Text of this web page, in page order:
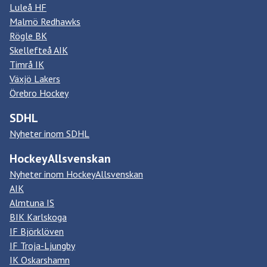
Luleå HF
Malmö Redhawks
Rögle BK
Skellefteå AIK
Timrå IK
Växjö Lakers
Örebro Hockey
SDHL
Nyheter inom SDHL
HockeyAllsvenskan
Nyheter inom HockeyAllsvenskan
AIK
Almtuna IS
BIK Karlskoga
IF Björklöven
IF Troja-Ljungby
IK Oskarshamn